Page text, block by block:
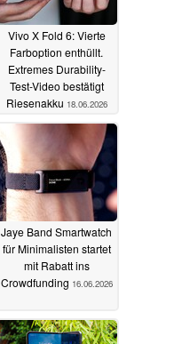
Vivo X Fold 6: Vierte
Farboption enthüllt.
Extremes Durability-
Test-Video bestätigt
Riesenakku 18.06.2026
Jaye Band Smartwatch
für Minimalisten startet
mit Rabatt ins
Crowdfunding 16.06.2026